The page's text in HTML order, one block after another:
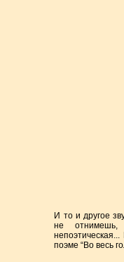
И то и другое
не
поэме “Во весь